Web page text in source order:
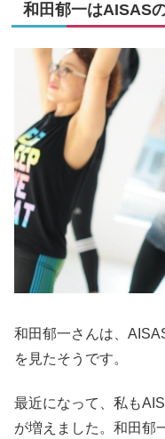
和田郁一はAISAS
和田郁一さんは、
を見たそうです。
最近になって、私も
が増えました。和田郁